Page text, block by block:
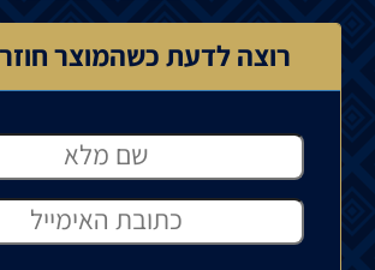
רוצה לדעת כשהמוצר